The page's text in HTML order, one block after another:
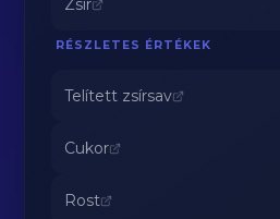
Zsír
RÉSZLETES ÉRTÉKEK
Telített zsírsav
Cukor
Rost